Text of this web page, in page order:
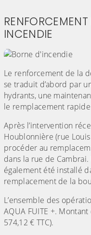
INCENDIE
Le renforcement de la
se traduit d’abord par
hydrants, une
le remplacement
Après l’intervention
Houblonnière (rue
procéder au
dans la rue de
également été installé
remplacement de la
L’ensemble des
AQUA FUITE +.
574,12 € TTC).